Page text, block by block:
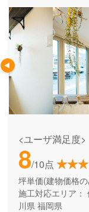
<ユーザ満足度>
8/10点
坪単価(建物価格の
施工対応エリア：
川県 福岡県